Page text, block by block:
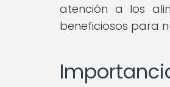
atención a los
beneficiosos para